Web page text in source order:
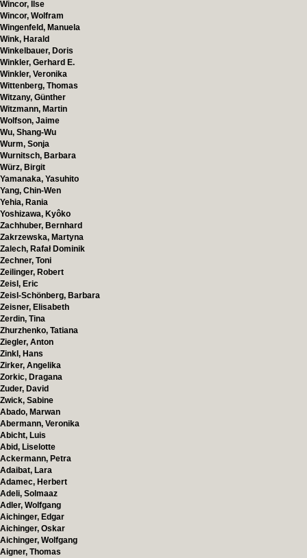
Wincor, Ilse
Wincor, Wolfram
Wingenfeld, Manuela
Wink, Harald
Winkelbauer, Doris
Winkler, Gerhard E.
Winkler, Veronika
Wittenberg, Thomas
Witzany, Günther
Witzmann, Martin
Wolfson, Jaime
Wu, Shang-Wu
Wurm, Sonja
Wurnitsch, Barbara
Würz, Birgit
Yamanaka, Yasuhito
Yang, Chin-Wen
Yehia, Rania
Yoshizawa, Kyôko
Zachhuber, Bernhard
Zakrzewska, Martyna
Zalech, Rafał Dominik
Zechner, Toni
Zeilinger, Robert
Zeisl, Eric
Zeisl-Schönberg, Barbara
Zeisner, Elisabeth
Zerdin, Tina
Zhurzhenko, Tatiana
Ziegler, Anton
Zinkl, Hans
Zirker, Angelika
Zorkic, Dragana
Zuder, David
Zwick, Sabine
Abado, Marwan
Abermann, Veronika
Abicht, Luis
Abid, Liselotte
Ackermann, Petra
Adaibat, Lara
Adamec, Herbert
Adeli, Solmaaz
Adler, Wolfgang
Aichinger, Edgar
Aichinger, Oskar
Aichinger, Wolfgang
Aigner, Thomas